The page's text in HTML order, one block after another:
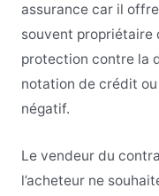
assurance car il
souvent propriétaire
protection contre la
notation de crédit
négatif.
Le vendeur du
l’acheteur ne